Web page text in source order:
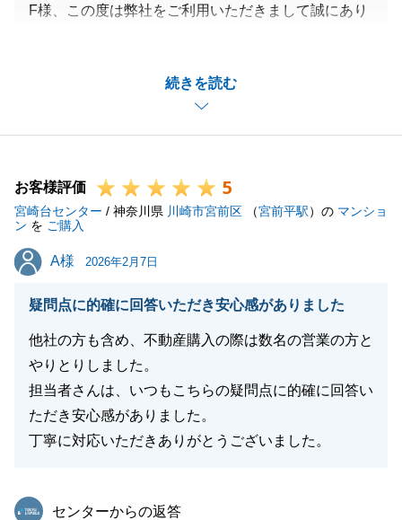
続きを読む
F様、この度は弊社をご利用いただきまして誠にあり
して誠にありがとうございます。
安心して進めていただくことができ、ご満足いただけ
るお取引が出来ましたこと、私も嬉しい限りでござい
今後も何かお役に立てることがございましたら、お気
軽にご連絡いただければと存じます。
引き続きどうぞよろしくお願いいたします。
閉じる
お客様評価 5
宮崎台センター / 神奈川県 川崎市宮前区 （宮前平駅）の マンショ
ン を ご購入
A様
A様 2026年2月7日
疑問点に的確に回答いただき安心感がありました
他社の方も含め、不動産購入の際は数名の営業の方と
やりとりしました。
担当者さんは、いつもこちらの疑問点に的確に回答い
ただき安心感がありました。
丁寧に対応いただきありがとうございました。
東急リバブル
センターからの返答